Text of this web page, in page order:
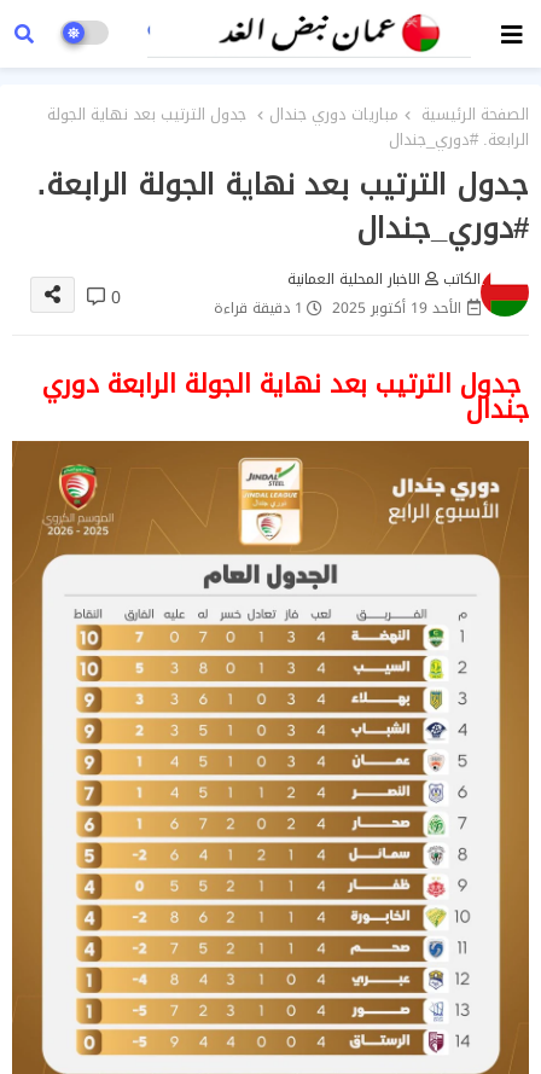
الصفحة الرئيسية مباريات دوري جندال
جدول الترتيب بعد نهاية الجولة
الرابعة. ‎#دوري_جندال
جدول الترتيب بعد نهاية الجولة الرابعة.
الكاتب
الاخبار المحلية العمانية
الأحد 19 أكتوبر 2025
1 دقيقة قراءة 0
جدول الترتيب بعد نهاية الجولة الرابعة دوري
جندال